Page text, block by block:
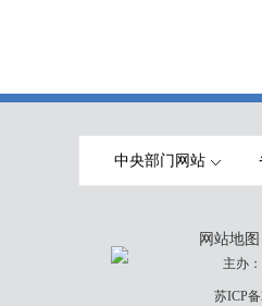
中央部门网站
网站地图
主办
苏ICP备